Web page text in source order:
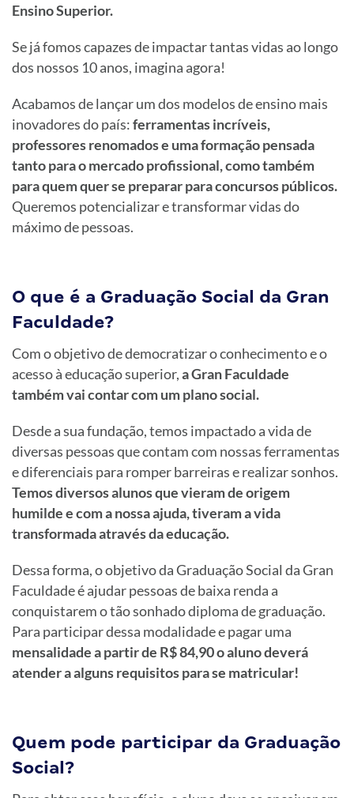
Ensino Superior.
Se já fomos capazes de impactar tantas vidas ao longo
dos nossos 10 anos, imagina agora!
Acabamos de lançar um dos modelos de ensino mais
inovadores do país:ferramentas incríveis,
professores renomados e uma formação pensada
tanto para o mercado profissional, como também
para quem quer se preparar para concursos públicos.
Queremos potencializar e transformar vidas do
máximo de pessoas.
O que é a Graduação Social da Gran
Faculdade?
Com o objetivo de democratizar o conhecimento e o
acesso à educação superior,a Gran Faculdade
também vai contar com um plano social.
Desde a sua fundação, temos impactado a vida de
diversas pessoas que contam com nossas ferramentas
e diferenciais para romper barreiras e realizar sonhos.
Temos diversos alunos que vieram de origem
humilde e com a nossa ajuda, tiveram a vida
transformada através da educação.
Dessa forma, o objetivo da Graduação Social da Gran
Faculdade é ajudar pessoas de baixa renda a
conquistarem o tão sonhado diploma de graduação.
Para participar dessa modalidade e pagar uma
mensalidade a partir de R$ 84,90 o aluno deverá
atender a alguns requisitos para se matricular!
Quem pode participar da Graduação
Social?